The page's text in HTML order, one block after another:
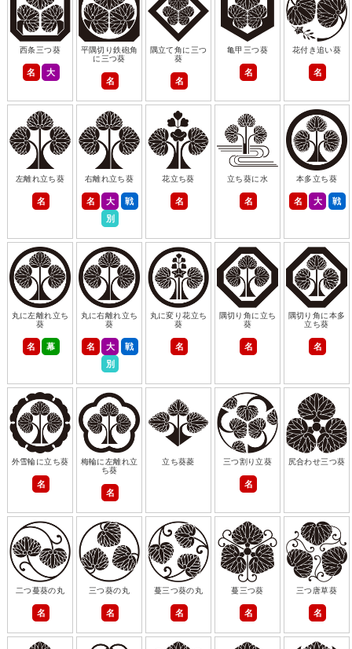
西条三つ葵
名 大
平隅切り鉄砲角
に三つ葵
名
隅立て角に三つ
葵
名
亀甲三つ葵
名
花付き追い葵
名
左離れ立ち葵
名
右離れ立ち葵
名 大
戦
別
花立ち葵
名
立ち葵に水
名
本多立ち葵
名 大 戦
丸に左離れ立ち
葵
名 幕
丸に右離れ立ち
葵
名 大
戦
別
丸に変り花立ち
葵
名
隅切り角に立ち
葵
名
隅切り角に本多
立ち葵
名
外雪輪に立ち葵
名
梅輪に左離れ立
ち葵
名
立ち葵菱 三つ割り立葵
名
尻合わせ三つ葵
二つ蔓葵の丸
名
三つ葵の丸
名
蔓三つ葵の丸
名
蔓三つ葵
名
三つ唐草葵
名